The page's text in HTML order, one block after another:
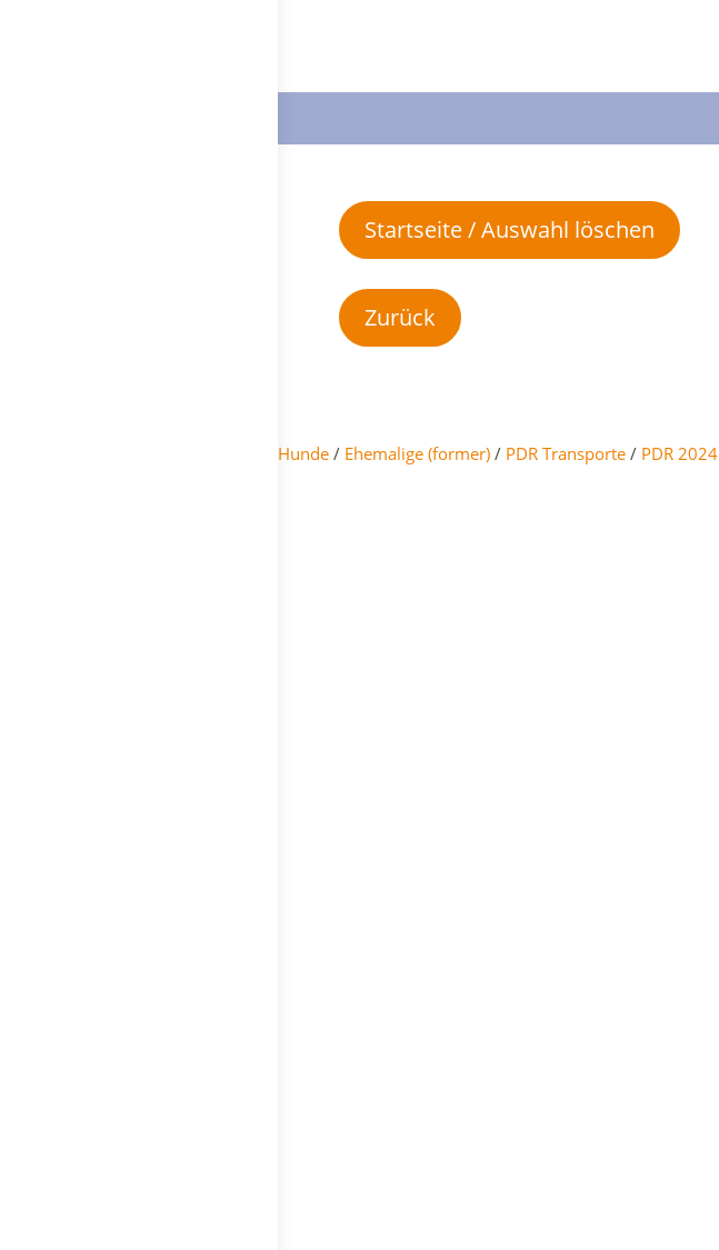
Startseite / Auswahl löschen
Hunde / Ehemalige (former) / PDR Transporte / PDR 2024